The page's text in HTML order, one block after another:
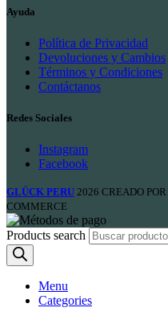
Ayuda
Política de Privacidad
Devoluciones y Cambios
Términos y Condiciones
Contáctanos
Redes Sociales
Instagram
Facebook
GLÜCK PERU 2026 CREADO POR
COMMERCE
Products search
Menu
Categories